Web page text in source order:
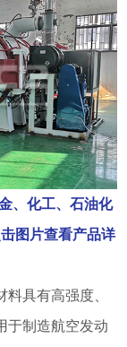
、化工、石油化
图片查看产品详
具有高强度、
于制造航空发动